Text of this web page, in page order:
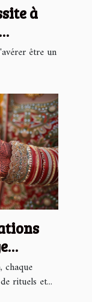
à
être un
chaque
rituels et...